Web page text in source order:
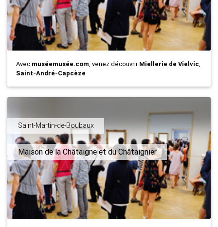
Avec muséemusée.com, venez découvrirMiellerie de Vielvic,
Saint-André-Capcèze
Saint-Martin-de-Boubaux
Maison de la Châtaigne et du Châtaignier